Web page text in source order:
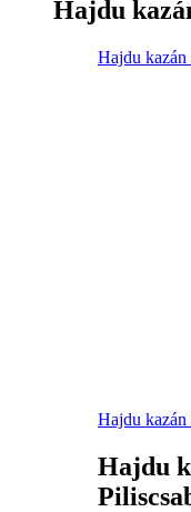
Hajdu
Hajdu kazán
Hajdu kazán
Hajdu